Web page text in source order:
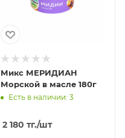
Микс МЕРИДИАН
Морской в масле 180г
Есть в наличии: 3
2 180 тг./шт